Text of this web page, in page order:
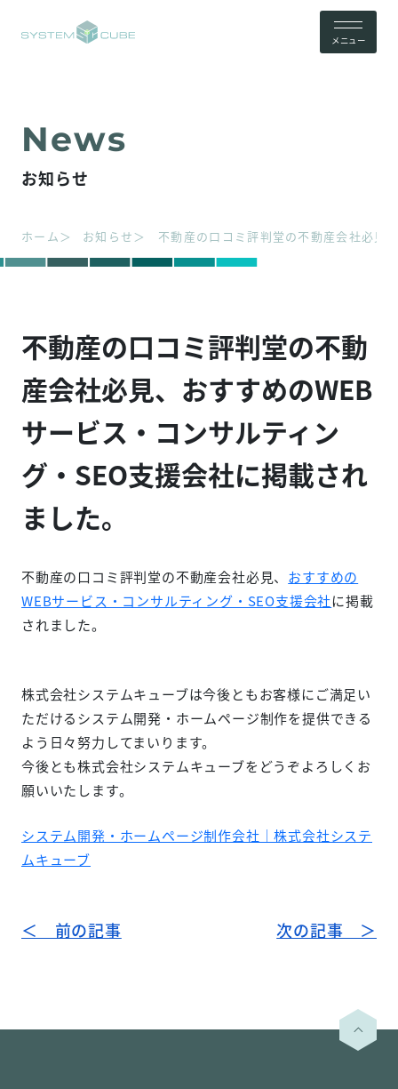
メニュー
お知らせ
ホーム お知らせ 不動産の口コミ評判堂の不動産会社必見
不動産の口コミ評判堂の不動
産会社必見、おすすめのWEB
サービス・コンサルティン
グ・SEO支援会社に掲載され
ました。
不動産の口コミ評判堂の不動産会社必見、 おすすめの
WEBサービス・コンサルティング・SEO支援会社に掲載
されました。
株式会社システムキューブは今後ともお客様にご満足い
ただけるシステム開発・ホームページ制作を提供できる
よう日々努力してまいります。
今後とも株式会社システムキューブをどうぞよろしくお
願いいたします。
システム開発・ホームページ制作会社｜株式会社システ
ムキューブ
＜ 前の記事 次の記事 ＞